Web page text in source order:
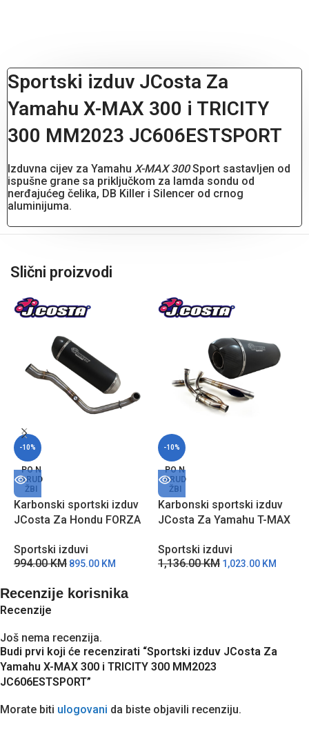
Sportski izduv JCosta Za
Yamahu X-MAX 300 i TRICITY
300 MM2023 JC606ESTSPORT
Izduvna cijev za Yamahu X-MAX 300Sport sastavljen od
ispušne grane sa priključkom za lamda sondu od
nerđajućeg čelika, DB Killer i Silencer od crnog
aluminijuma.
Slični proizvodi
-10%
PO N
ARUD
ŽBI
Karbonski sportski izduv
JCosta Za Hondu FORZA
JC648ESTSPORTC
Sportski izduvi
994.00KM 895.00 KM
-10%
PO N
ARUD
ŽBI
Karbonski sportski izduv
JCosta Za Yamahu T-MAX
IT5307SPORTC
Sportski izduvi
1,136.00KM 1,023.00 KM
Recenzije korisnika
Recenzije
Još nema recenzija.
Budi prvi koji će recenzirati “Sportski izduv JCosta Za
Yamahu X-MAX 300 i TRICITY 300 MM2023
JC606ESTSPORT”
Morate biti ulogovani da biste objavili recenziju.